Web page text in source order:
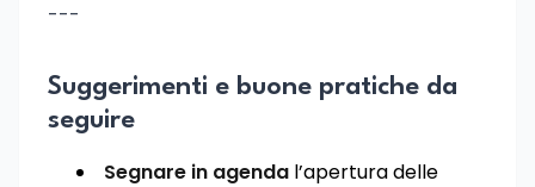
---
Suggerimenti e buone pratiche da
seguire
Segnare in agenda l’apertura delle